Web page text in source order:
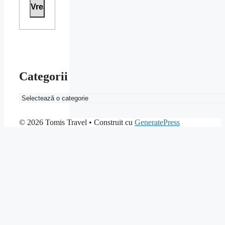
Categorii
Categorii
© 2026 Tomis Travel • Construit cu GeneratePress